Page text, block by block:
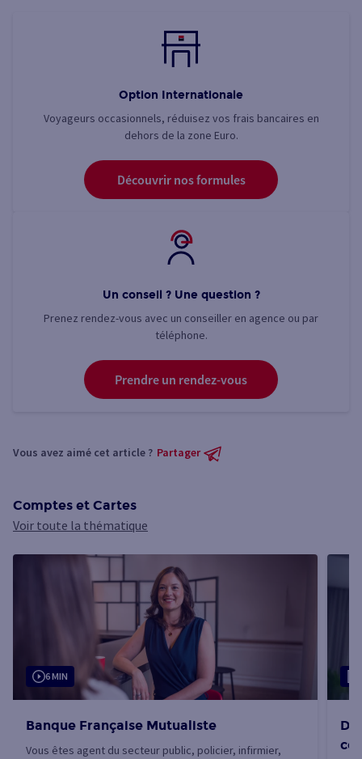
Option Internationale
Voyageurs occasionnels, réduisez vos frais bancaires en
dehors de la zone Euro.
Découvrir nos formules
Un conseil ? Une question ?
Prenez rendez-vous avec un conseiller en agence ou par
téléphone.
Prendre un rendez-vous
Vous avez aimé cet article ? Partager
Comptes et Cartes
Voir toute la thématique
6 MIN
Banque Française Mutualiste
Vous êtes agent du secteur public, policier, infirmier,